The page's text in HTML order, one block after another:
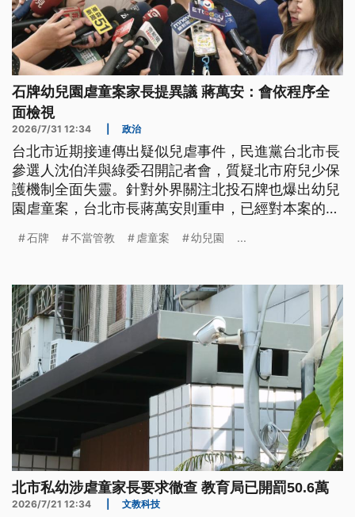
石牌幼兒園虐童案家長提異議 蔣萬安：會依程序全
面檢視
2026/7/31 12:34 政治
台北市近期接連傳出疑似兒虐事件，民進黨台北市長
參選人沈伯洋與綠委召開記者會，質疑北市府兒少保
護機制全面失靈。針對外界關注北投石牌也爆出幼兒
園虐童案，台北市長蔣萬安則重申，已經對本案的行
責人予以處罰；家長如今提出異議，市府會依程序採
石牌 不當管教 虐童案 幼兒園 ...
北市私幼涉虐童家長要求徹查 教育局已開罰50.6萬
2026/7/21 12:34 文教科技